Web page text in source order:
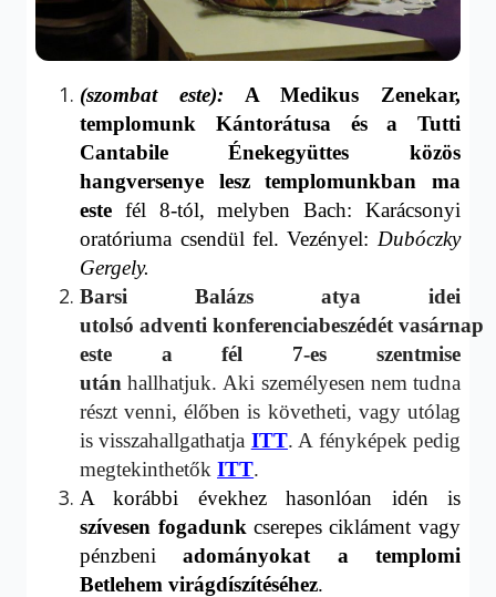
(szombat este): AMedikus Zenekar,
templomunk Kántorátusa és
a Tutti
Cantabile Énekegyüttes közös
hangversenye lesz templomunkban ma
este fél 8-tól, melybenBach: Karácsonyi
oratóriuma csendül fel.Vezényel: Dubóczky
Gergely.
Barsi Balázs atya idei
utolsóadventikonferenciabeszédét vasárnap
este a fél 7-es szentmise
utánhallhatjuk. Aki személyesen nem tudna
részt venni, élőben is követheti, vagy utólag
is visszahallgathatja ITT. A fényképek pedig
megtekinthetőkITT.
A korábbi évekhez hasonlóan idén is
szívesen fogadunk cserepescikláment vagy
pénzbeniadományokat a templomi
Betlehem virágdíszítéséhez.